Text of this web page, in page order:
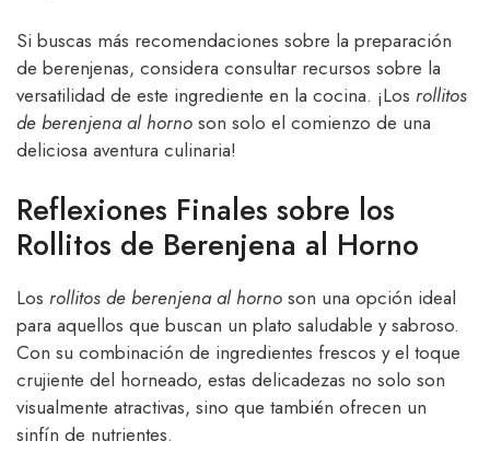
Si buscas más recomendaciones sobre la preparación
de berenjenas, considera consultar recursos sobre la
versatilidad de este ingrediente en la cocina. ¡Los rollitos
de berenjena al horno son solo el comienzo de una
deliciosa aventura culinaria!
Reflexiones Finales sobre los
Rollitos de Berenjena al Horno
Los rollitos de berenjena al horno son una opción ideal
para aquellos que buscan un plato saludable y sabroso.
Con su combinación de ingredientes frescos y el toque
crujiente del horneado, estas delicadezas no solo son
visualmente atractivas, sino que también ofrecen un
sinfín de nutrientes.